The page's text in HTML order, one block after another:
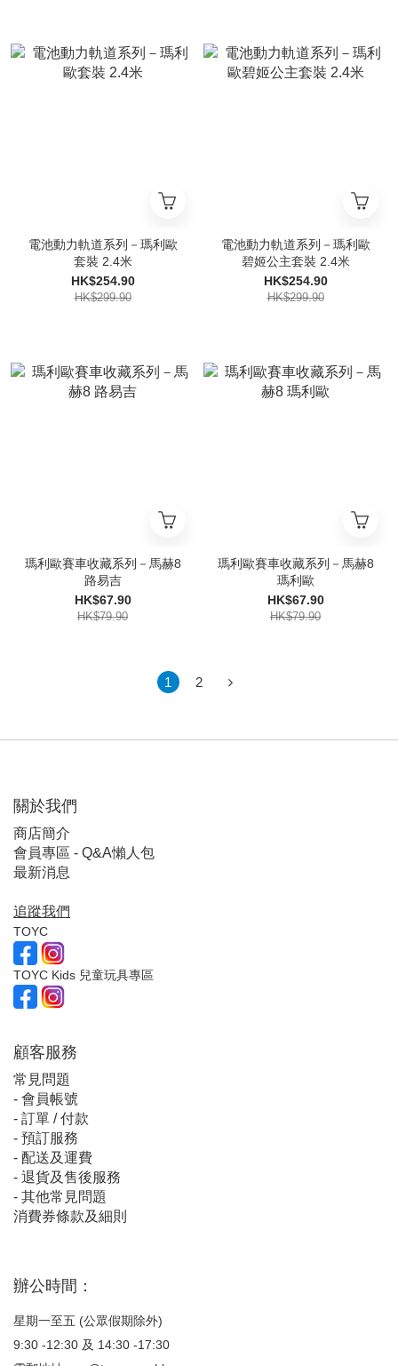
電池動力軌道系列－瑪利歐
套裝 2.4米
HK$254.90
HK$299.90
電池動力軌道系列－瑪利歐
碧姬公主套裝 2.4米
HK$254.90
HK$299.90
瑪利歐賽車收藏系列－馬赫8
路易吉
HK$67.90
HK$79.90
瑪利歐賽車收藏系列－馬赫8
瑪利歐
HK$67.90
HK$79.90
1 2
關於我們
商店簡介
會員專區 - Q&A懶人包
最新消息
追蹤我們
TOYC
TOYC Kids 兒童玩具專區
顧客服務
常見問題
- 會員帳號
- 訂單 / 付款
- 預訂服務
- 配送及運費
- 退貨及售後服務
- 其他常見問題
消費券條款及細則
辦公時間：
星期一至五 (公眾假期除外)
9:30 -12:30 及 14:30 -17:30